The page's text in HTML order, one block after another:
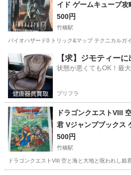
イド ゲームキューブ
500円
竹橋駅
バイオハザード0 トリック&マップ テクニカル
東京 千代田区 竹橋駅 本/CD/DVD
【求】ジモティー
状態が悪くてもOK！最
プリフラ
ドラゴンクエストVIII
君 Vジャンプブック
ル付き！
500円
竹橋駅
ドラゴンクエストVIII 空と海と大地と呪われし